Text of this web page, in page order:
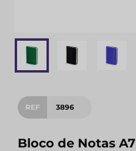
REF 3896
Bloco de Notas A7